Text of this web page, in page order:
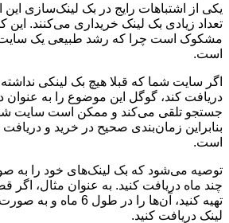
یکی از اشتباهات رایج در بک لینک‌سازی این
تعداد زیادی بک لینک خریداری می‌کنند. این
مشکوک است چرا که رشد طبیعی یک سایت
است.
اگر سایت شما که قبلا هیچ بک لینکی
دریافت کند، گوگل این موضوع را به عنوان
جستجو تلقی می‌کند و ممکن است سایت
بنابراین زمان‌بندی صحیح در خرید و
است.
توصیه می‌شود که بک لینک‌های خود را به
لینک دریافت کنید.